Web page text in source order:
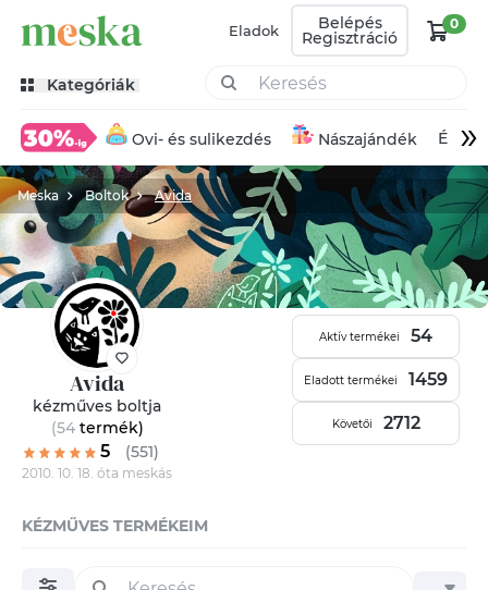
Eladok Belépés
Regisztráció
0
Kategóriák
Ovi- és sulikezdés Nászajándék »
Meska Boltok Avida
Avida
kézműves boltja
(54termék)
5 (551)
2010. 10. 18. óta meskás
Aktív termékei 54
Eladott termékei 1459
Követői 2712
KÉZMŰVES TERMÉKEIM